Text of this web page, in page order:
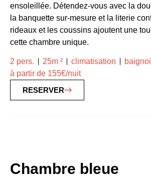
ensoleillée. Détendez-vous avec la
la banquette sur-mesure et la literie
rideaux et les coussins ajoutent une
cette chambre unique.
2 pers. 25m ² climatisation
à partir de 155€/nuit
RESERVER
Chambre bleue